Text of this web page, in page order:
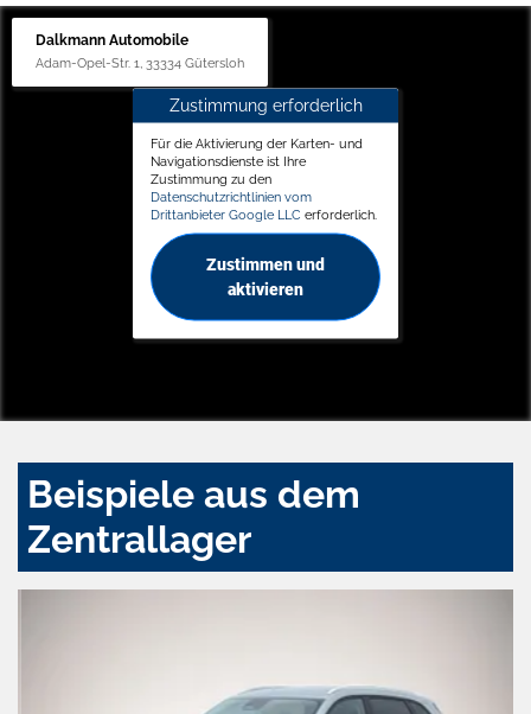
Dalkmann Automobile
Adam-Opel-Str. 1, 33334 Gütersloh
Zustimmung erforderlich
Für die Aktivierung der Karten- und
Navigationsdienste ist Ihre
Zustimmung zu den
Datenschutzrichtlinien vom
Drittanbieter Google LLC erforderlich.
Zustimmen und
aktivieren
Beispiele aus dem
Zentrallager